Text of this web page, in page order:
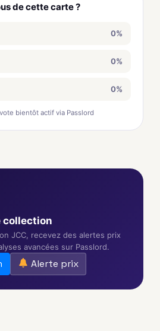
de cette carte ?
0%
0%
0%
bientôt actif via Passlord
collection
JCC, recevez des alertes prix
avancées sur Passlord.
Alerte prix